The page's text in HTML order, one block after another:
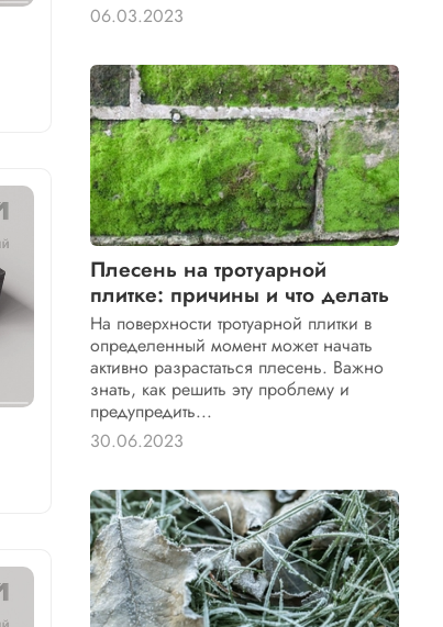
06.03.2023
Плесень на тротуарной
плитке: причины и что делать
На поверхности тротуарной плитки в
определенный момент может начать
активно разрастаться плесень. Важно
знать, как решить эту проблему и
предупредить...
30.06.2023